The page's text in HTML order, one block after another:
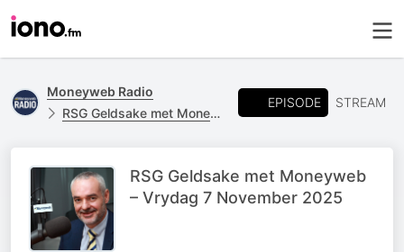
Moneyweb Radio
RSG Geldsake met Moneyweb
EPISODE STREAM
RSG Geldsake met Moneyweb
– Vrydag 7 November 2025